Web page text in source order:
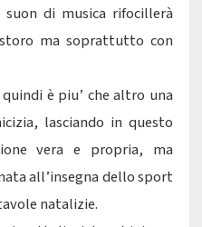
di musica rifocillerà
ma soprattutto con
quindi è piu’ che altro una
lasciando in questo
vera e propria, ma
all’insegna dello sport
natalizie.